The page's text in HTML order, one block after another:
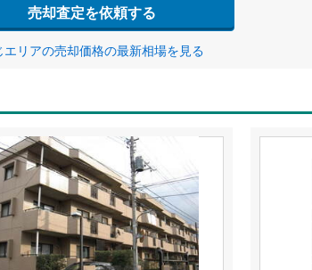
売却査定を依頼する
エリアの売却価格の最新相場を見る